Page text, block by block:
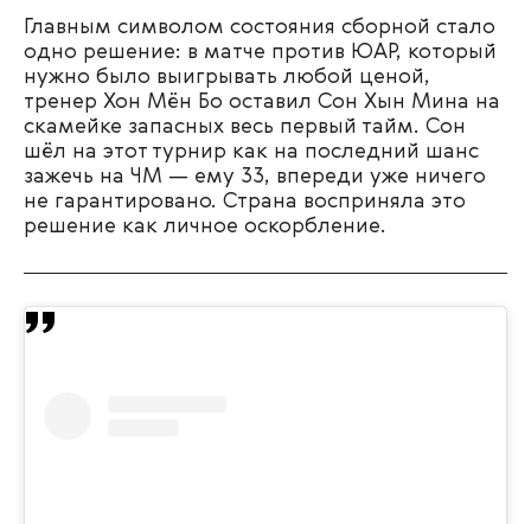
Главным символом состояния сборной стало
одно решение: в матче против ЮАР, который
нужно было выигрывать любой ценой,
тренер Хон Мён Бо оставил Сон Хын Мина на
скамейке запасных весь первый тайм. Сон
шёл на этот турнир как на последний шанс
зажечь на ЧМ — ему 33, впереди уже ничего
не гарантировано. Страна восприняла это
решение как личное оскорбление.